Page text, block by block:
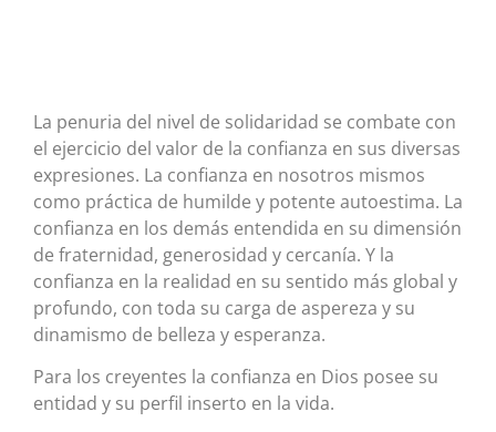
La penuria del nivel de solidaridad se combate con
el ejercicio del valor de la confianza en sus diversas
expresiones. La confianza en nosotros mismos
como práctica de humilde y potente autoestima. La
confianza en los demás entendida en su dimensión
de fraternidad, generosidad y cercanía. Y la
confianza en la realidad en su sentido más global y
profundo, con toda su carga de aspereza y su
dinamismo de belleza y esperanza.
Para los creyentes la confianza en Dios posee su
entidad y su perfil inserto en la vida.